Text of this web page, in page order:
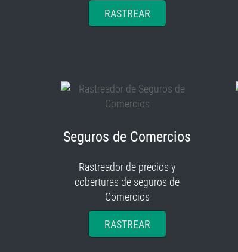
RASTREAR
Seguros de Comercios
Rastreador de precios y
coberturas de seguros de
Comercios
RASTREAR